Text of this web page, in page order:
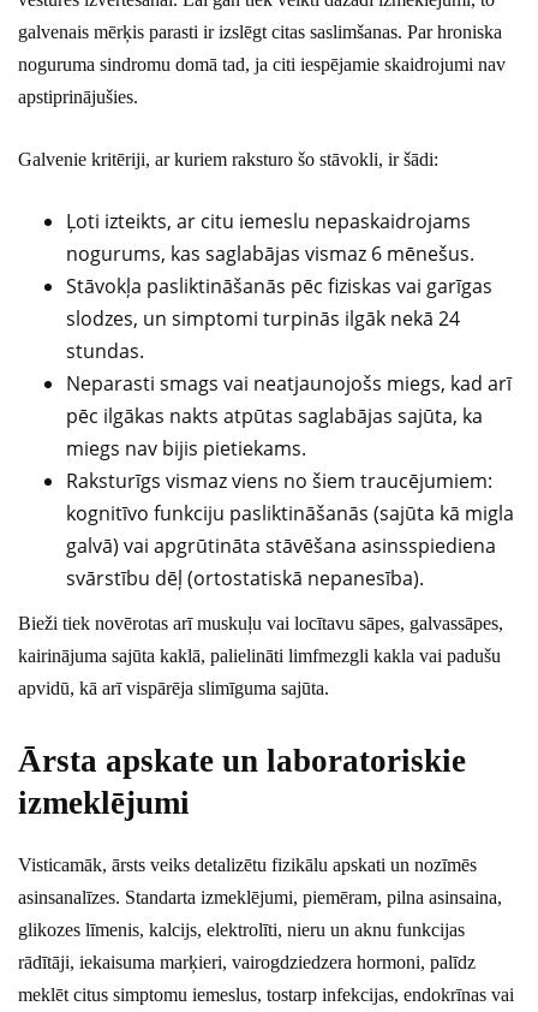
galvenais mērķis parasti ir izslēgt citas saslimšanas. Par hroniska
noguruma sindromu domā tad, ja citi iespējamie skaidrojumi nav
apstiprinājušies.
Galvenie kritēriji, ar kuriem raksturo šo stāvokli, ir šādi:
Ļoti izteikts, ar citu iemeslu nepaskaidrojams
nogurums, kas saglabājas vismaz 6 mēnešus.
Stāvokļa pasliktināšanās pēc fiziskas vai garīgas
slodzes, un simptomi turpinās ilgāk nekā 24
stundas.
Neparasti smags vai neatjaunojošs miegs, kad arī
pēc ilgākas nakts atpūtas saglabājas sajūta, ka
miegs nav bijis pietiekams.
Raksturīgs vismaz viens no šiem traucējumiem:
kognitīvo funkciju pasliktināšanās (sajūta kā migla
galvā) vai apgrūtināta stāvēšana asinsspiediena
svārstību dēļ (ortostatiskā nepanesība).
Bieži tiek novērotas arī muskuļu vai locītavu sāpes, galvassāpes,
kairinājuma sajūta kaklā, palielināti limfmezgli kakla vai padušu
apvidū, kā arī vispārēja slimīguma sajūta.
Ārsta apskate un laboratoriskie
izmeklējumi
Visticamāk, ārsts veiks detalizētu fizikālu apskati un nozīmēs
asinsanalīzes. Standarta izmeklējumi, piemēram, pilna asinsaina,
glikozes līmenis, kalcijs, elektrolīti, nieru un aknu funkcijas
rādītāji, iekaisuma marķieri, vairogdziedzera hormoni, palīdz
meklēt citus simptomu iemeslus, tostarp infekcijas, endokrīnas vai